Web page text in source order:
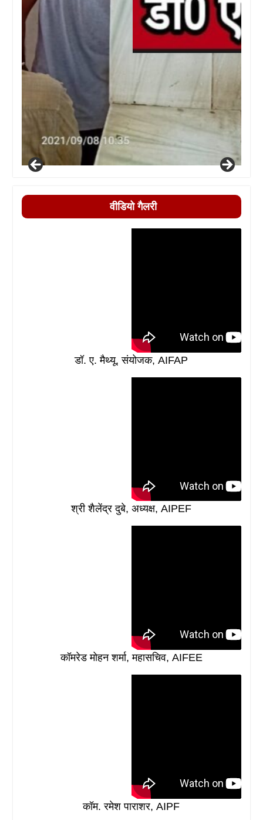
वीडियो गैलरी
डॉ. ए. मैथ्यू, संयोजक, AIFAP
श्री शैलेंद्र दुबे, अध्यक्ष, AIPEF
कॉमरेड मोहन शर्मा, महासचिव, AIFEE
कॉम. रमेश पाराशर, AIPF